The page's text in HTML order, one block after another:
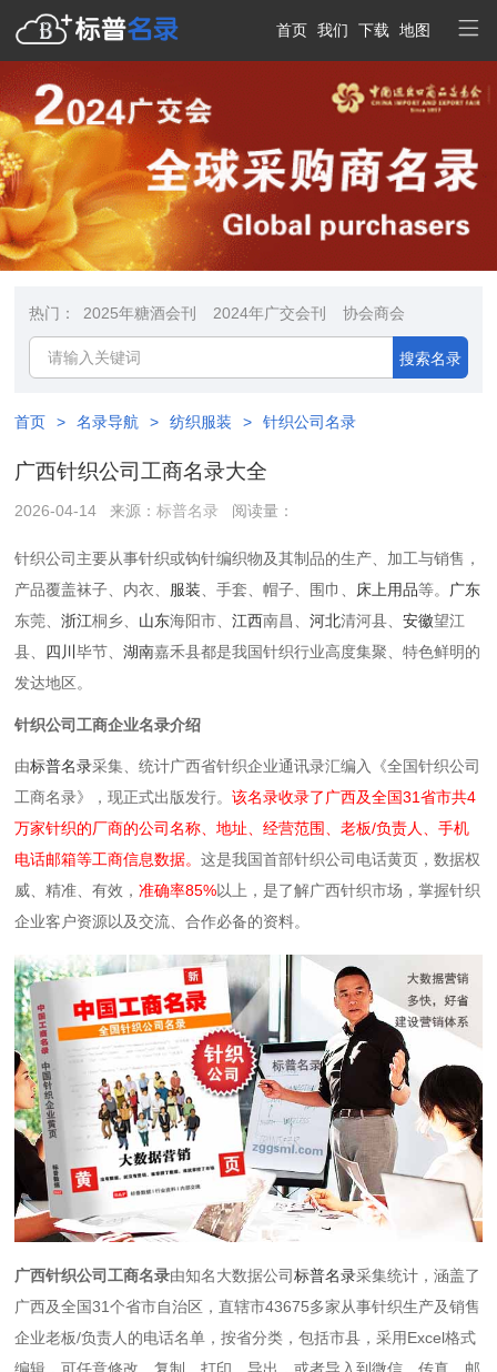
首页 我们 下载 地图
热门： 2025年糖酒会刊 2024年广交会刊 协会商会
搜索名录
首页 > 名录导航 > 纺织服装 > 针织公司名录
广西针织公司工商名录大全
2026-04-14 来源：标普名录 阅读量：
‌针织公司‌主要从事‌针织或钩针编织物及其制品‌的生产、加工与销售，
产品覆盖袜子、内衣、 服装、手套、帽子、围巾、 床上用品等。 ‌广东
东莞、浙江桐乡、 山东海阳市、江西南昌、河北清河县‌、安徽望江
县、 四川毕节、湖南嘉禾县都是我国针织行业高度集聚、特色鲜明的
发达地区。
针织公司工商企业名录介绍
由标普名录采集、统计广西省针织企业通讯录汇编入《全国针织公司
工商名录》，现正式出版发行。该名录收录了广西及全国31省市共4
万家针织的厂商的公司名称、地址、经营范围、老板/负责人、手机
电话邮箱等工商信息数据。这是我国首部针织公司电话黄页，数据权
威、精准、有效，准确率85%以上，是了解广西针织市场，掌握针织
企业客户资源以及交流、合作必备的资料。
广西针织公司工商名录由知名大数据公司标普名录采集统计，涵盖了
广西及全国31个省市自治区，直辖市43675多家从事针织生产及销售
企业老板/负责人的电话名单，按省分类，包括市县，采用Excel格式